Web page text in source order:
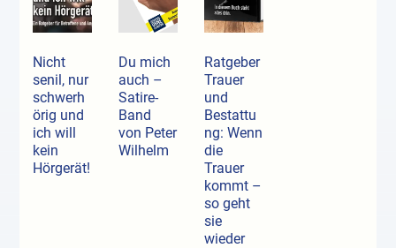
Nicht
senil, nur
schwerh
örig und
ich will
kein
Hörgerät!
Du mich
auch –
Satire-
Band
von Peter
Wilhelm
Ratgeber
Trauer
und
Bestattu
ng: Wenn
die
Trauer
kommt –
so geht
sie
wieder